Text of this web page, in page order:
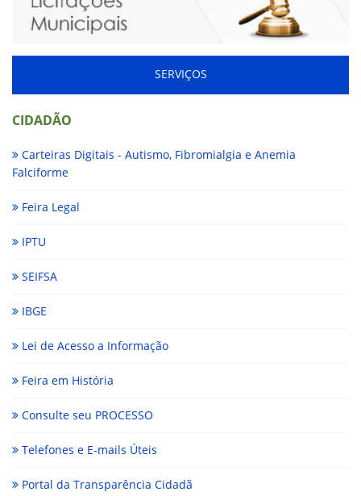
SERVIÇOS
CIDADÃO
Carteiras Digitais - Autismo, Fibromialgia e Anemia
Falciforme
Feira Legal
IPTU
SEIFSA
IBGE
Lei de Acesso a Informação
Feira em História
Consulte seu PROCESSO
Telefones e E-mails Úteis
Portal da Transparência Cidadã